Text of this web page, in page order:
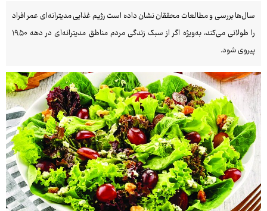
سال‌ها بررسی و مطالعات محققان نشان داده است رژیم غذایی مدیترانه‌ای عمر افراد
را طولانی می‌کند، به‌ویژه اگر از سبک زندگی مردم مناطق مدیترانه‌ای در دهه ۱۹۵۰
پیروی شود.